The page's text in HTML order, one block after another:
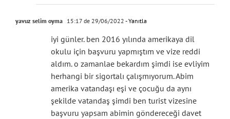
yavuz selim oyma 15:17 de 29/06/2022 - Yanıtla
iyi günler. ben 2016 yılında amerikaya dil
okulu için başvuru yapmıştım ve vize reddi
aldım. o zamanlae bekardım şimdi ise evliyim
herhangi bir sigortalı çalışmıyorum. Abim
amerika vatandaşı eşi ve çocuğu da aynı
şekilde vatandaş şimdi ben turist vizesine
başvuru yapsam abimin göndereceği davet